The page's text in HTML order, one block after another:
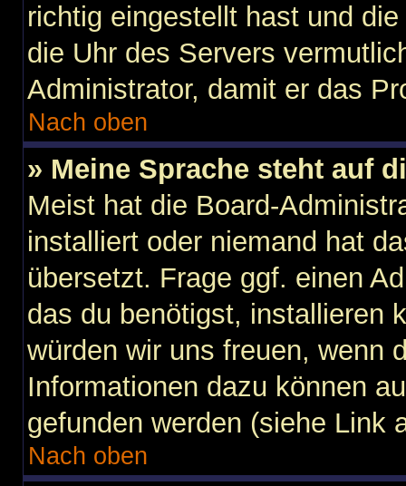
richtig eingestellt hast und
die Uhr des Servers
Administrator, damit er das
Nach oben
» Meine Sprache steht auf
Meist hat die Board-
installiert oder niemand hat
übersetzt. Frage ggf. einen
das du benötigst, installieren
würden wir uns freuen, wenn
Informationen dazu können
gefunden werden (siehe Link
Nach oben